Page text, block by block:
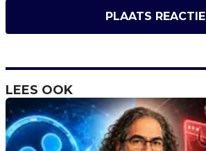
PLAATS REACTIE
LEES OOK